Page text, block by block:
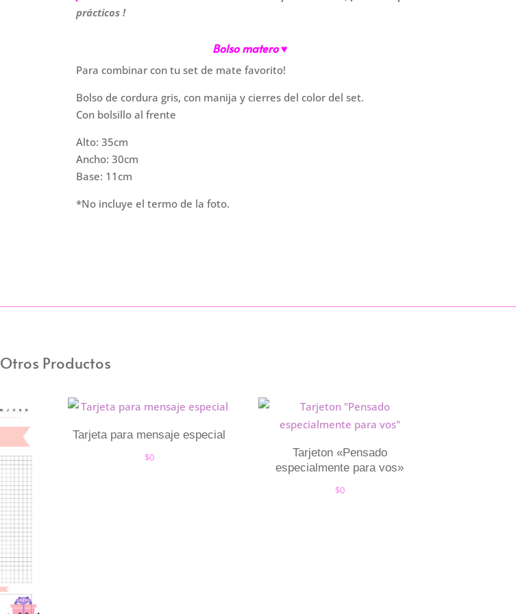
prácticos !
Bolso matero ♥
Para combinar con tu set de mate favorito!
Bolso de cordura gris, con manija y cierres del color del set.
Con bolsillo al frente
Alto: 35cm
Ancho: 30cm
Base: 11cm
*No incluye el termo de la foto.
Otros Productos
Tarjeta para mensaje especial
$0
Tarjeton «Pensado
especialmente para vos»
$0